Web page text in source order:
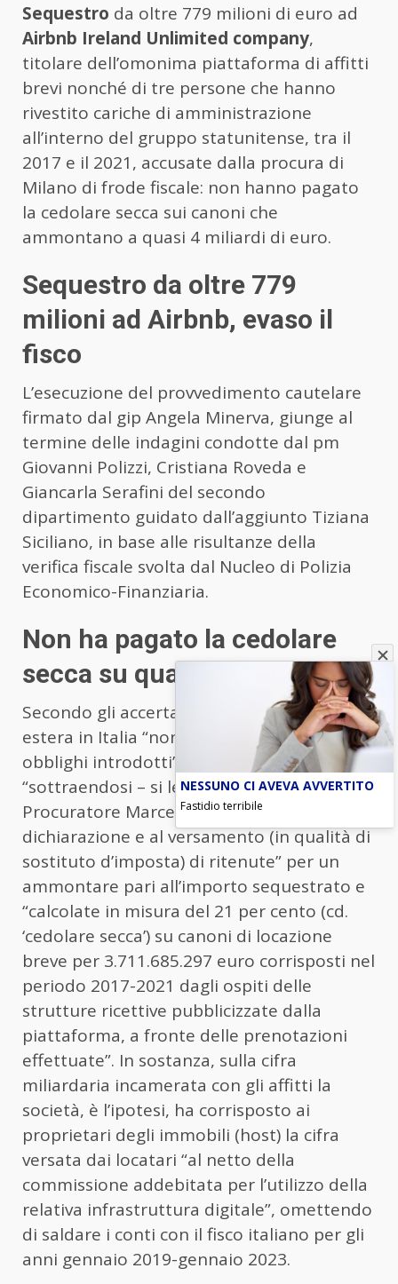
Sequestro da oltre 779 milioni di euro ad
Airbnb Ireland Unlimited company,
titolare dell’omonima piattaforma di affitti
brevi nonché di tre persone che hanno
rivestito cariche di amministrazione
all’interno del gruppo statunitense, tra il
2017 e il 2021, accusate dalla procura di
Milano di frode fiscale: non hanno pagato
la cedolare secca sui canoni che
ammontano a quasi 4 miliardi di euro.
Sequestro da oltre 779
milioni ad Airbnb, evaso il
fisco
L’esecuzione del provvedimento cautelare
firmato dal gip Angela Minerva, giunge al
termine delle indagini condotte dal pm
Giovanni Polizzi, Cristiana Roveda e
Giancarla Serafini del secondo
dipartimento guidato dall’aggiunto Tiziana
Siciliano, in base alle risultanze della
verifica fiscale svolta dal Nucleo di Polizia
Economico-Finanziaria.
Non ha pagato la cedolare
secca su quasi 4 miliardi
Secondo gli accertamenti la citata società
estera in Italia “non ha ottemperato agli
obblighi introdotti” dalla legge del 2017,
“sottraendosi – si legge in una nota del
Procuratore Marcello Viola – alla
dichiarazione e al versamento (in qualità di
sostituto d’imposta) di ritenute” per un
ammontare pari all’importo sequestrato e
“calcolate in misura del 21 per cento (cd.
‘cedolare secca’) su canoni di locazione
breve per 3.711.685.297 euro corrisposti nel
periodo 2017-2021 dagli ospiti delle
strutture ricettive pubblicizzate dalla
piattaforma, a fronte delle prenotazioni
effettuate”. In sostanza, sulla cifra
miliardaria incamerata con gli affitti la
società, è l’ipotesi, ha corrisposto ai
proprietari degli immobili (host) la cifra
versata dai locatari “al netto della
commissione addebitata per l’utilizzo della
relativa infrastruttura digitale”, omettendo
di saldare i conti con il fisco italiano per gli
anni gennaio 2019-gennaio 2023.
NESSUNO CI AVEVA AVVERTITO
Fastidio terribile